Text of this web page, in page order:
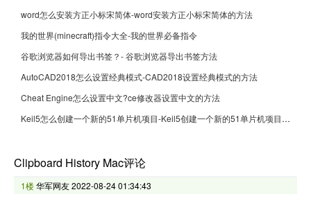
word怎么安装方正小标宋简体-word安装方正小标宋简体的方法
我的世界(minecraft)指令大全-我的世界必备指令
谷歌浏览器如何导出书签？- 谷歌浏览器导出书签方法
AutoCAD2018怎么设置经典模式-CAD2018设置经典模式的方法
Cheat Engine怎么设置中文?ce修改器设置中文的方法
Keil5怎么创建一个新的51单片机项目-Keil5创建一个新的51单片机项目的方法
Clipboard History Mac评论
1楼华军网友2022-08-24 01:34:43